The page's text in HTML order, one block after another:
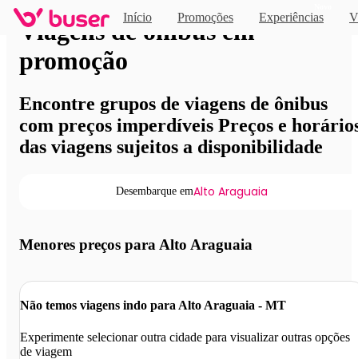
Início Promoções Experiências
Viagens de ônibus em
promoção
Encontre grupos de viagens de ônibus
com preços imperdíveis Preços e
das viagens sujeitos a disponibilidade
Desembarque emAlto Araguaia
Menores preços para Alto Araguaia
Não temos viagens indo para Alto Araguaia - MT
Experimente selecionar outra cidade para visualizar outras opções
de viagem